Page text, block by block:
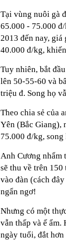
07:30
07:25
07:25
07:21
Tại vùng nuôi gà
65.000 - 75.000
2013 đến nay,
40.000 đ/kg,
Tuy nhiên, bắt
lên 50-55-60 và
triệu đ. Song họ
Theo chia sẻ của
Yên (Bắc Giang),
75.000 đ/kg, song
Anh Cương nhẩm
sẽ thu về trên
vào đàn (cách
ngẩn ngơ!
Nhưng có một
vẫn thấp và ế
ngày tuổi, đắt